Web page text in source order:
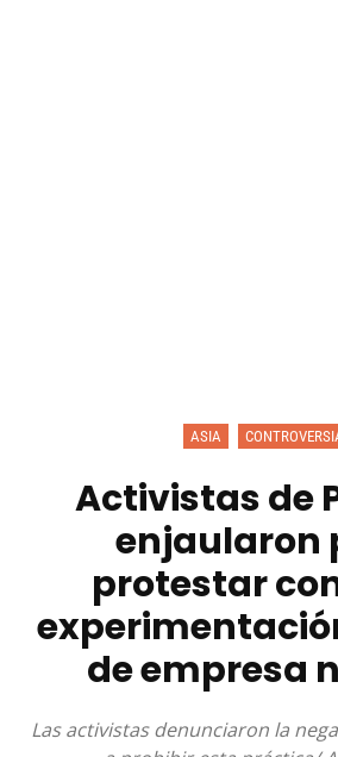
ASIA
Activistas de
enjaularon
protestar
de empresa
Las activistas denunciaron la